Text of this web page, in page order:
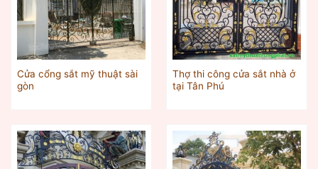
Cửa cổng sắt mỹ thuật sài
gòn
Thợ thi công cửa sắt nhà ở
tại Tân Phú